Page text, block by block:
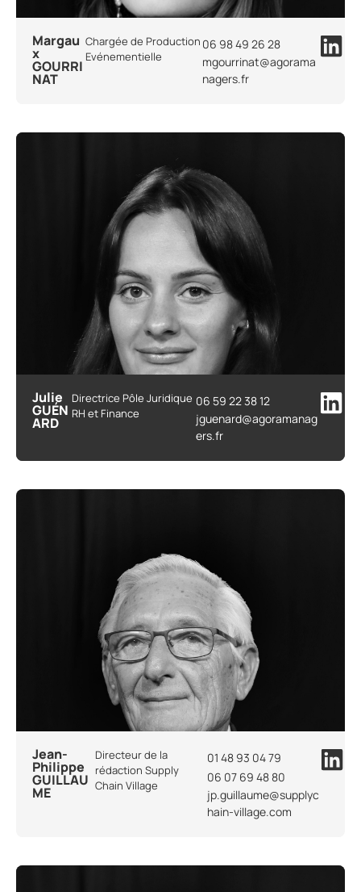
Margau
x
GOURRI
NAT
Chargée de Production
Evénementielle
06 98 49 26 28
mgourrinat@agorama
nagers.fr
Julie
GUÉN
ARD
Directrice Pôle Juridique
RH et Finance
06 59 22 38 12
jguenard@agoramanag
ers.fr
Jean-
Philippe
GUILLAU
ME
Directeur de la
rédaction Supply
Chain Village
01 48 93 04 79
06 07 69 48 80
jp.guillaume@supplyc
hain-village.com